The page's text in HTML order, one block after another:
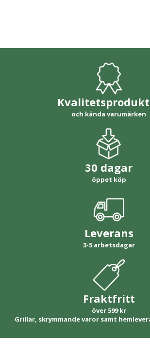
och kända varumärken
30 dagar
öppet köp
Leverans
3-5 arbetsdagar
Fraktfritt
över 599 kr
Grillar, skrymmande varor samt